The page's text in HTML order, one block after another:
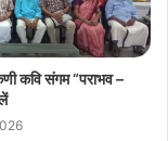
कवि संगम “पराभव –